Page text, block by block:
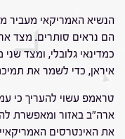
הנשיא האמריקאי מעביר
הם נראים סותרים. מצד
כמדינאי גלובלי, ומצד
איראן, כדי לשמר את
טראמפ עשוי להעריך כי
ארה"ב באזור ומאפשרת
את האינטרסים